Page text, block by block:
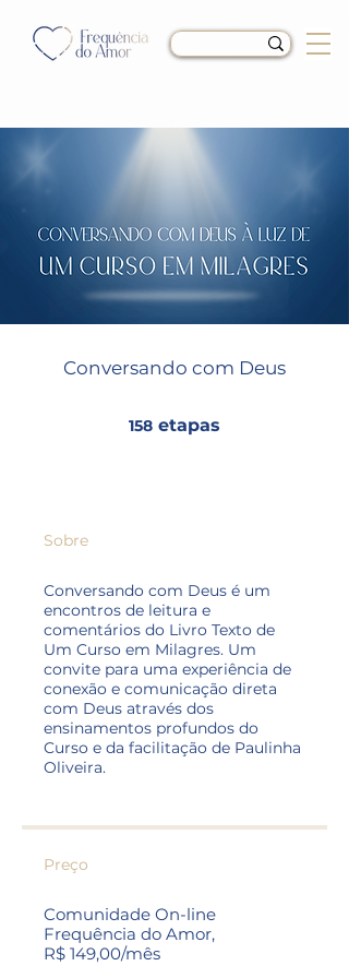
Conversando com Deus
158 etapas
Sobre
Conversando com Deus é um
encontros de leitura e
comentários do Livro Texto de
Um Curso em Milagres. Um
convite para uma experiência de
conexão e comunicação direta
com Deus através dos
ensinamentos profundos do
Curso e da facilitação de Paulinha
Oliveira.
Preço
Comunidade On-line
Frequência do Amor,
R$ 149,00/mês